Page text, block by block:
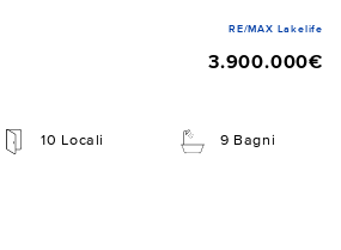
RE/MAX Lakelife
3.900.000€
10 Locali 9 Bagni